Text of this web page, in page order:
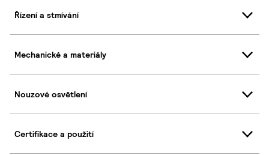
Řízení a stmívání
Mechanické a materiály
Nouzové osvětlení
Certifikace a použití